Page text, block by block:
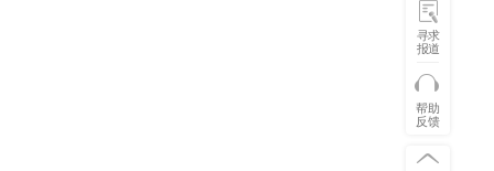
寻求
报道
帮助
反馈